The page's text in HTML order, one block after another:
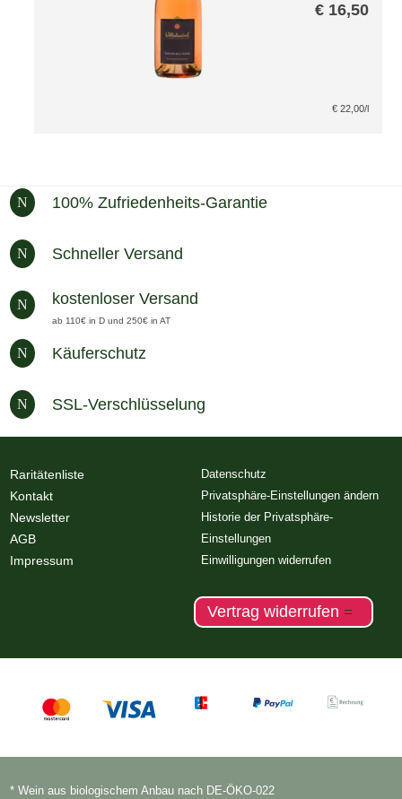
€ 16,50
€ 22,00/l
N 100% Zufriedenheits-Garantie
N Schneller Versand
N kostenloser Versand
ab 110€ in D und 250€ in AT
N Käuferschutz
N SSL-Verschlüsselung
Raritätenliste
Kontakt
Newsletter
AGB
Impressum
Datenschutz
Privatsphäre-Einstellungen ändern
Historie der Privatsphäre-
Einstellungen
Einwilligungen widerrufen
Vertrag widerrufen
* Wein aus biologischem Anbau nach DE-ÖKO-022